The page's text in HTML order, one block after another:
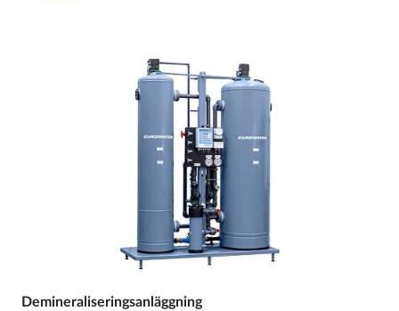
Demineraliseringsanläggning